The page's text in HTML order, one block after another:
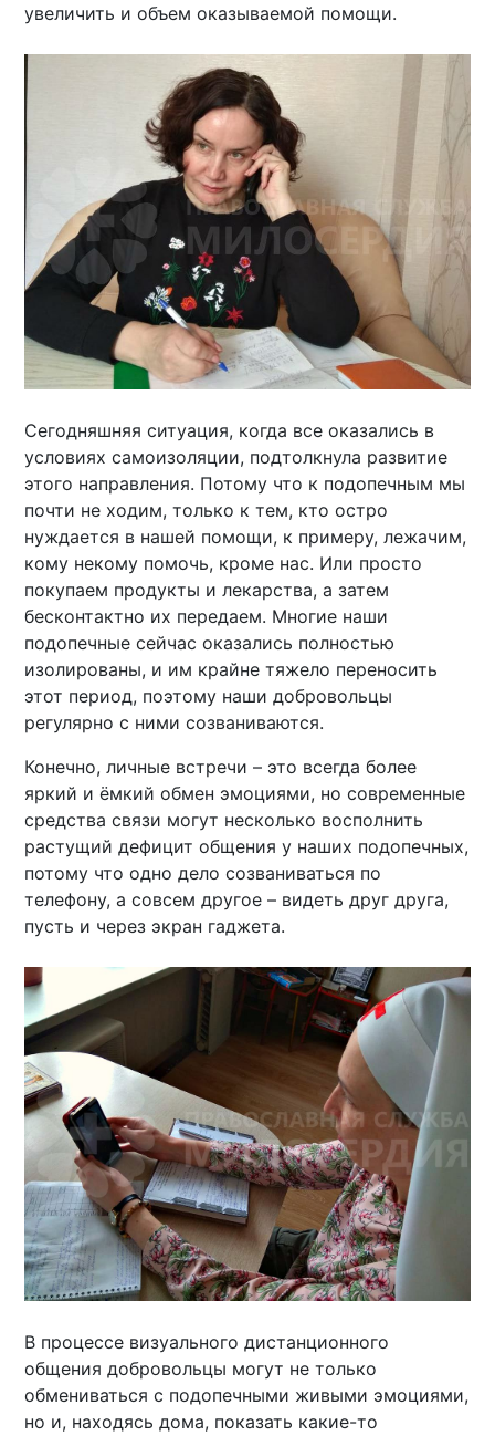
увеличить и объем оказываемой помощи.
Сегодняшняя ситуация, когда все оказались в
условиях самоизоляции, подтолкнула развитие
этого направления. Потому что к подопечным мы
почти не ходим, только к тем, кто остро
нуждается в нашей помощи, к примеру, лежачим,
кому некому помочь, кроме нас. Или просто
покупаем продукты и лекарства, а затем
бесконтактно их передаем. Многие наши
подопечные сейчас оказались полностью
изолированы, и им крайне тяжело переносить
этот период, поэтому наши добровольцы
регулярно с ними созваниваются.
Конечно, личные встречи – это всегда более
яркий и ёмкий обмен эмоциями, но современные
средства связи могут несколько восполнить
растущий дефицит общения у наших подопечных,
потому что одно дело созваниваться по
телефону, а совсем другое – видеть друг друга,
пусть и через экран гаджета.
В процессе визуального дистанционного
общения добровольцы могут не только
обмениваться с подопечными живыми эмоциями,
но и, находясь дома, показать какие-то